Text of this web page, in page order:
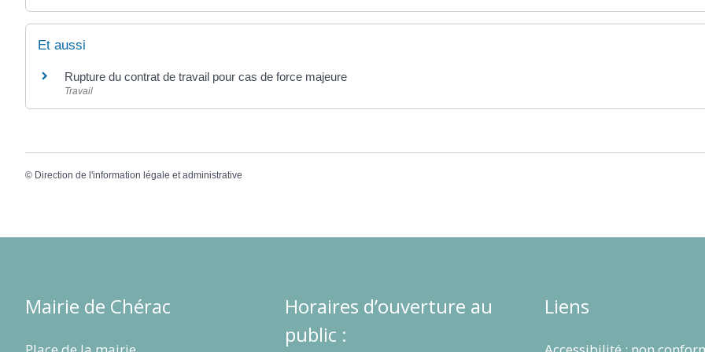
Et aussi
Rupture du contrat de travail pour cas de force majeure
Travail
© Direction de l'information légale et administrative
Mairie de Chérac
Horaires d’ouverture au
public :
Liens